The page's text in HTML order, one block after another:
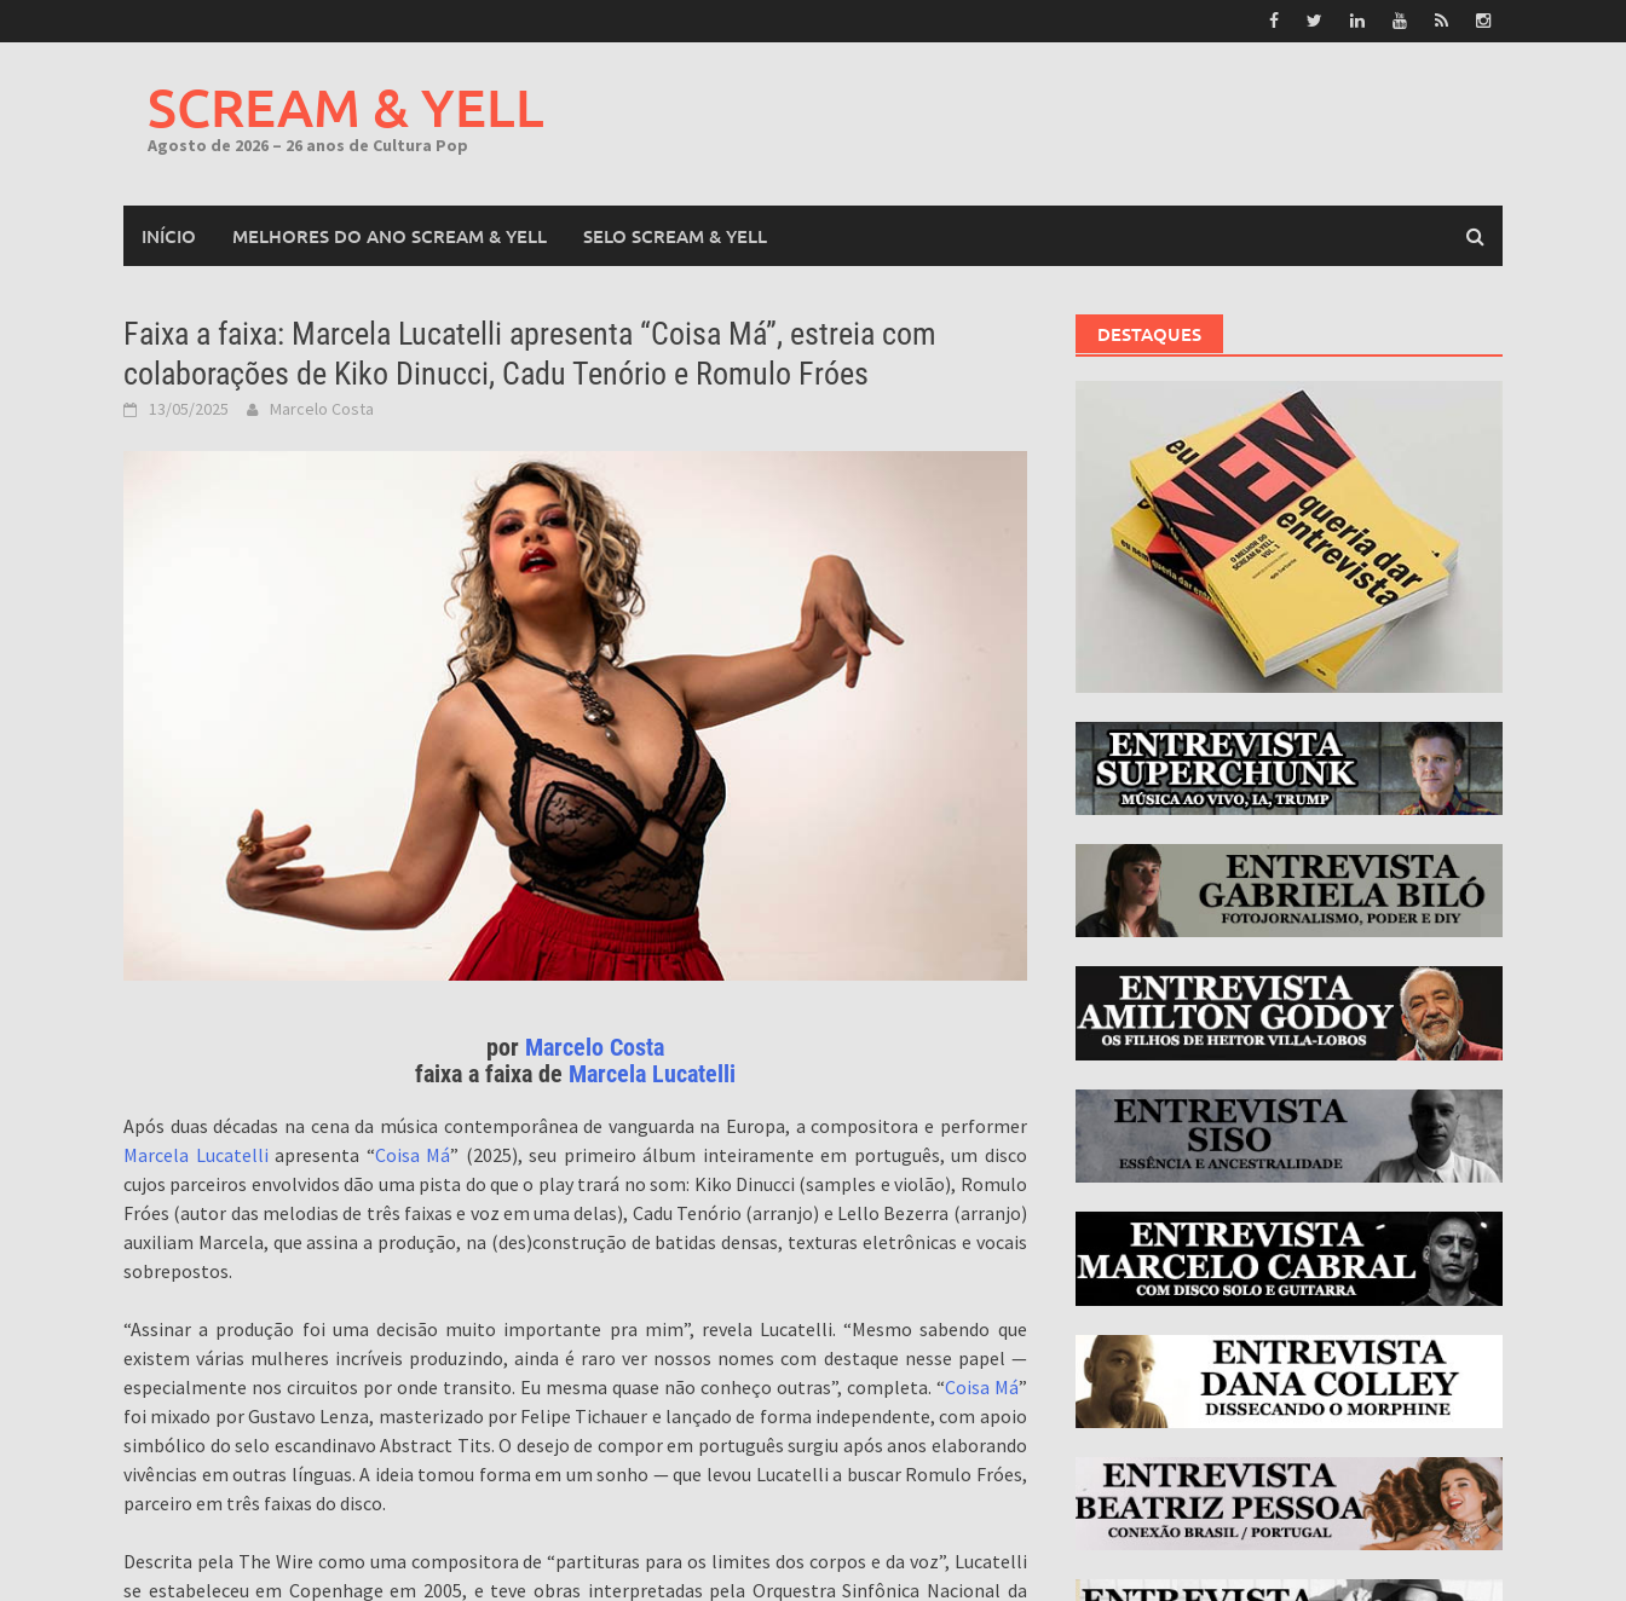
to
SCREAM & YELL
Agosto de 2026 – 26 anos de Cultura Pop
INÍCIO MELHORES DO ANO SCREAM & YELL SELO SCREAM & YELL
Faixa a faixa: Marcela Lucatelli apresenta “Coisa Má”, estreia com
colaborações de Kiko Dinucci, Cadu Tenório e Romulo Fróes
13/05/2025 Marcelo Costa
por Marcelo Costa
faixa a faixa de Marcela Lucatelli
Após duas décadas na cena da música contemporânea de vanguarda na Europa, a compositora e performer
Marcela Lucatelli apresenta “Coisa Má” (2025), seu primeiro álbum inteiramente em português, um disco
cujos parceiros envolvidos dão uma pista do que o play trará no som: Kiko Dinucci (samples e violão), Romulo
Fróes (autor das melodias de três faixas e voz em uma delas), Cadu Tenório (arranjo) e Lello Bezerra (arranjo)
auxiliam Marcela, que assina a produção, na (des)construção de batidas densas, texturas eletrônicas e vocais
sobrepostos.
“Assinar a produção foi uma decisão muito importante pra mim”, revela Lucatelli. “Mesmo sabendo que
existem várias mulheres incríveis produzindo, ainda é raro ver nossos nomes com destaque nesse papel —
especialmente nos circuitos por onde transito. Eu mesma quase não conheço outras”, completa. “Coisa Má”
foi mixado por Gustavo Lenza, masterizado por Felipe Tichauer e lançado de forma independente, com apoio
simbólico do selo escandinavo Abstract Tits. O desejo de compor em português surgiu após anos elaborando
vivências em outras línguas. A ideia tomou forma em um sonho — que levou Lucatelli a buscar Romulo Fróes,
parceiro em três faixas do disco.
Descrita pela The Wire como uma compositora de “partituras para os limites dos corpos e da voz”, Lucatelli
se estabeleceu em Copenhage em 2005, e teve obras interpretadas pela Orquestra Sinfônica Nacional da
DESTAQUES